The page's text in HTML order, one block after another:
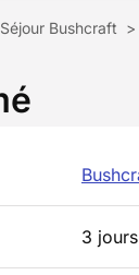
Séjour Bushcraft >
3 jours